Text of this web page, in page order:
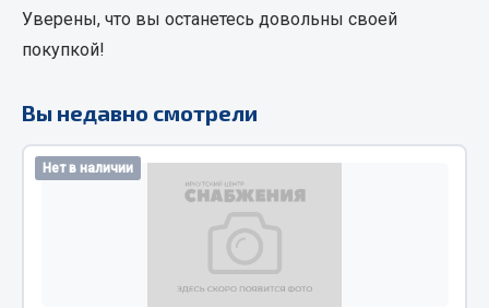
Болты
Гайки
Пресс-масленки
Пробки
Пружины
Уверены, что вы останетесь довольны своей
покупкой!
Вы недавно смотрели
Нет в наличии